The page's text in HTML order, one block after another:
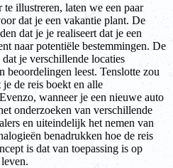
illustreren, laten we een paar
dat je een vakantie plant. De
dat je je realiseert dat je een
naar potentiële bestemmingen. De
je verschillende locaties
leest. Tenslotte zou
de reis boekt en alle
wanneer je een nieuwe auto
onderzoeken van verschillende
en uiteindelijk het nemen van
benadrukken hoe de reis
is dat van toepassing is op